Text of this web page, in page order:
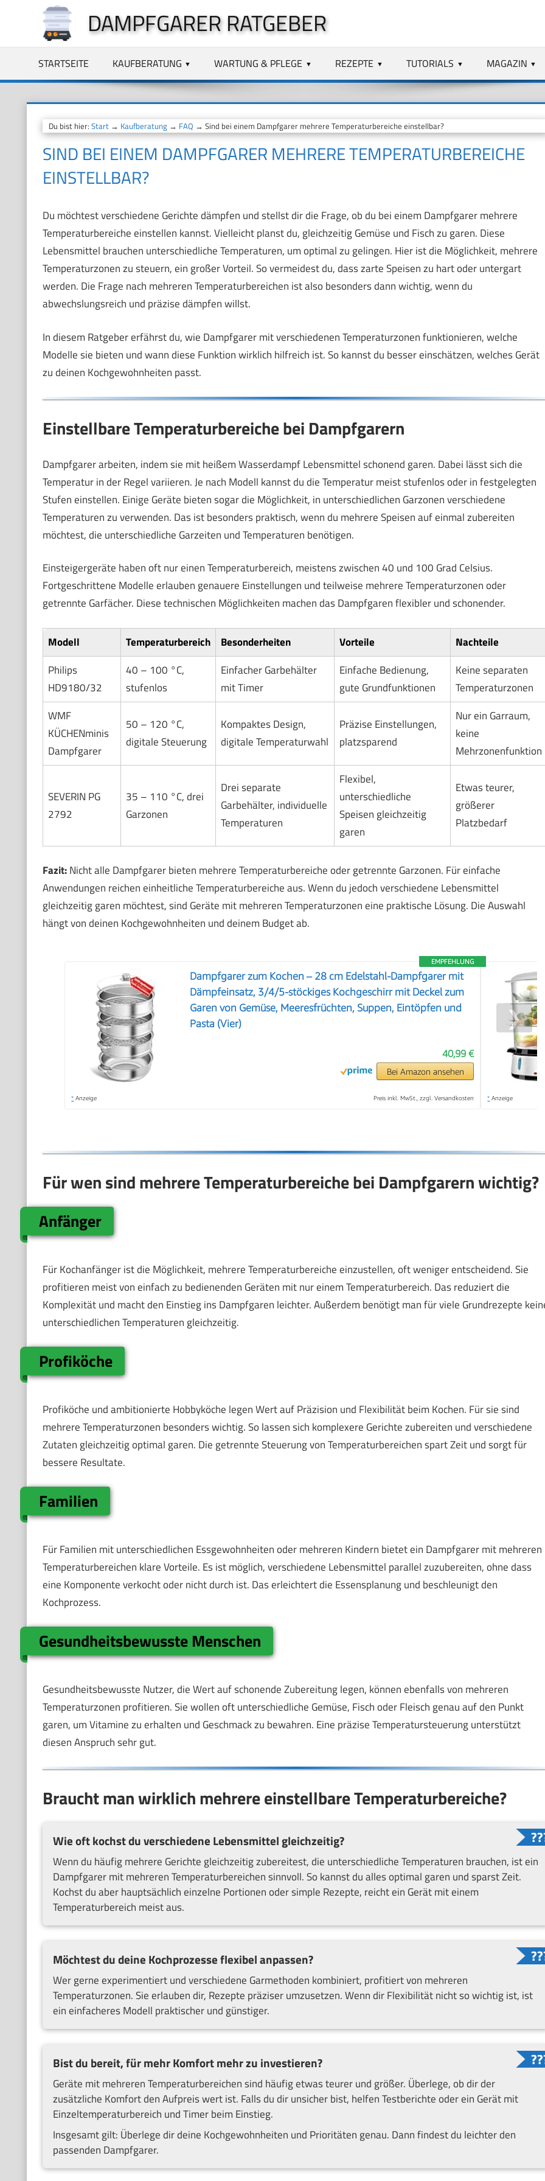
springen
DAMPFGARER RATGEBER
STARTSEITE KAUFBERATUNG WARTUNG & PFLEGE REZEPTE TUTORIALS MAGAZIN
Du bist hier: Start→ Kaufberatung→ FAQ → Sind bei einem Dampfgarer mehrere Temperaturbereiche einstellbar?
SIND BEI EINEM DAMPFGARER MEHRERE TEMPERATURBEREICHE
EINSTELLBAR?
Du möchtest verschiedene Gerichte dämpfen und stellst dir die Frage, ob du bei einem Dampfgarer mehrere
Temperaturbereiche einstellen kannst. Vielleicht planst du, gleichzeitig Gemüse und Fisch zu garen. Diese
Lebensmittel brauchen unterschiedliche Temperaturen, um optimal zu gelingen. Hier ist die Möglichkeit, mehrere
Temperaturzonen zu steuern, ein großer Vorteil. So vermeidest du, dass zarte Speisen zu hart oder untergart
werden. Die Frage nach mehreren Temperaturbereichen ist also besonders dann wichtig, wenn du
abwechslungsreich und präzise dämpfen willst.
In diesem Ratgeber erfährst du, wie Dampfgarer mit verschiedenen Temperaturzonen funktionieren, welche
Modelle sie bieten und wann diese Funktion wirklich hilfreich ist. So kannst du besser einschätzen, welches Gerät
zu deinen Kochgewohnheiten passt.
Einstellbare Temperaturbereiche bei Dampfgarern
Dampfgarer arbeiten, indem sie mit heißem Wasserdampf Lebensmittel schonend garen. Dabei lässt sich die
Temperatur in der Regel variieren. Je nach Modell kannst du die Temperatur meist stufenlos oder in festgelegten
Stufen einstellen. Einige Geräte bieten sogar die Möglichkeit, in unterschiedlichen Garzonen verschiedene
Temperaturen zu verwenden. Das ist besonders praktisch, wenn du mehrere Speisen auf einmal zubereiten
möchtest, die unterschiedliche Garzeiten und Temperaturen benötigen.
Einsteigergeräte haben oft nur einen Temperaturbereich, meistens zwischen 40 und 100 Grad Celsius.
Fortgeschrittene Modelle erlauben genauere Einstellungen und teilweise mehrere Temperaturzonen oder
getrennte Garfächer. Diese technischen Möglichkeiten machen das Dampfgaren flexibler und schonender.
Modell Temperaturbereich Besonderheiten Vorteile
Nachteile
Philips
HD9180/32
40 – 100 °C,
stufenlos
Einfacher Garbehälter
mit Timer
Einfache Bedienung,
gute Grundfunktionen
Keine separaten
Temperaturzonen
WMF
KÜCHENminis
Dampfgarer
50 – 120 °C,
digitale Steuerung
Kompaktes Design,
digitale Temperaturwahl
Präzise Einstellungen,
platzsparend
Nur ein Garraum,
keine
Mehrzonenfunktion
SEVERIN PG
2792
35 – 110 °C, drei
Garzonen
Drei separate
Garbehälter, individuelle
Temperaturen
Flexibel,
unterschiedliche
Speisen gleichzeitig
garen
Etwas teurer,
größerer
Platzbedarf
Fazit:Nicht alle Dampfgarer bieten mehrere Temperaturbereiche oder getrennte Garzonen. Für einfache
Anwendungen reichen einheitliche Temperaturbereiche aus. Wenn du jedoch verschiedene Lebensmittel
gleichzeitig garen möchtest, sind Geräte mit mehreren Temperaturzonen eine praktische Lösung. Die Auswahl
hängt von deinen Kochgewohnheiten und deinem Budget ab.
EMPFEHLUNG
Dampfgarer zum Kochen – 28 cm Edelstahl-Dampfgarer mit
Dämpfeinsatz, 3/4/5-stöckiges Kochgeschirr mit Deckel zum
Garen von Gemüse, Meeresfrüchten, Suppen, Eintöpfen und
Pasta (Vier)
40,99 €
Bei Amazon ansehen
* Anzeige Preis inkl. MwSt., zzgl. Versandkosten * Anzeige
❯
Für wen sind mehrere Temperaturbereiche bei Dampfgarern wichtig?
Anfänger
Für Kochanfänger ist die Möglichkeit, mehrere Temperaturbereiche einzustellen, oft weniger entscheidend. Sie
profitieren meist von einfach zu bedienenden Geräten mit nur einem Temperaturbereich. Das reduziert die
Komplexität und macht den Einstieg ins Dampfgaren leichter. Außerdem benötigt man für viele Grundrezepte
unterschiedlichen Temperaturen gleichzeitig.
Profiköche
Profiköche und ambitionierte Hobbyköche legen Wert auf Präzision und Flexibilität beim Kochen. Für sie sind
mehrere Temperaturzonen besonders wichtig. So lassen sich komplexere Gerichte zubereiten und verschiedene
Zutaten gleichzeitig optimal garen. Die getrennte Steuerung von Temperaturbereichen spart Zeit und sorgt für
bessere Resultate.
Familien
Für Familien mit unterschiedlichen Essgewohnheiten oder mehreren Kindern bietet ein Dampfgarer mit mehreren
Temperaturbereichen klare Vorteile. Es ist möglich, verschiedene Lebensmittel parallel zuzubereiten, ohne dass
eine Komponente verkocht oder nicht durch ist. Das erleichtert die Essensplanung und beschleunigt den
Kochprozess.
Gesundheitsbewusste Menschen
Gesundheitsbewusste Nutzer, die Wert auf schonende Zubereitung legen, können ebenfalls von mehreren
Temperaturzonen profitieren. Sie wollen oft unterschiedliche Gemüse, Fisch oder Fleisch genau auf den Punkt
garen, um Vitamine zu erhalten und Geschmack zu bewahren. Eine präzise Temperatursteuerung unterstützt
diesen Anspruch sehr gut.
Braucht man wirklich mehrere einstellbare Temperaturbereiche?
Wie oft kochst du verschiedene Lebensmittel gleichzeitig?
Wenn du häufig mehrere Gerichte gleichzeitig zubereitest, die unterschiedliche Temperaturen brauchen, ist ein
Dampfgarer mit mehreren Temperaturbereichen sinnvoll. So kannst du alles optimal garen und sparst Zeit.
Kochst du aber hauptsächlich einzelne Portionen oder simple Rezepte, reicht ein Gerät mit einem
Temperaturbereich meist aus.
Möchtest du deine Kochprozesse flexibel anpassen?
Wer gerne experimentiert und verschiedene Garmethoden kombiniert, profitiert von mehreren
Temperaturzonen. Sie erlauben dir, Rezepte präziser umzusetzen. Wenn dir Flexibilität nicht so wichtig ist, ist
ein einfacheres Modell praktischer und günstiger.
Bist du bereit, für mehr Komfort mehr zu investieren?
Geräte mit mehreren Temperaturbereichen sind häufig etwas teurer und größer. Überlege, ob dir der
zusätzliche Komfort den Aufpreis wert ist. Falls du dir unsicher bist, helfen Testberichte oder ein Gerät mit
Einzeltemperaturbereich und Timer beim Einstieg.
Insgesamt gilt: Überlege dir deine Kochgewohnheiten und Prioritäten genau. Dann findest du leichter den
passenden Dampfgarer.